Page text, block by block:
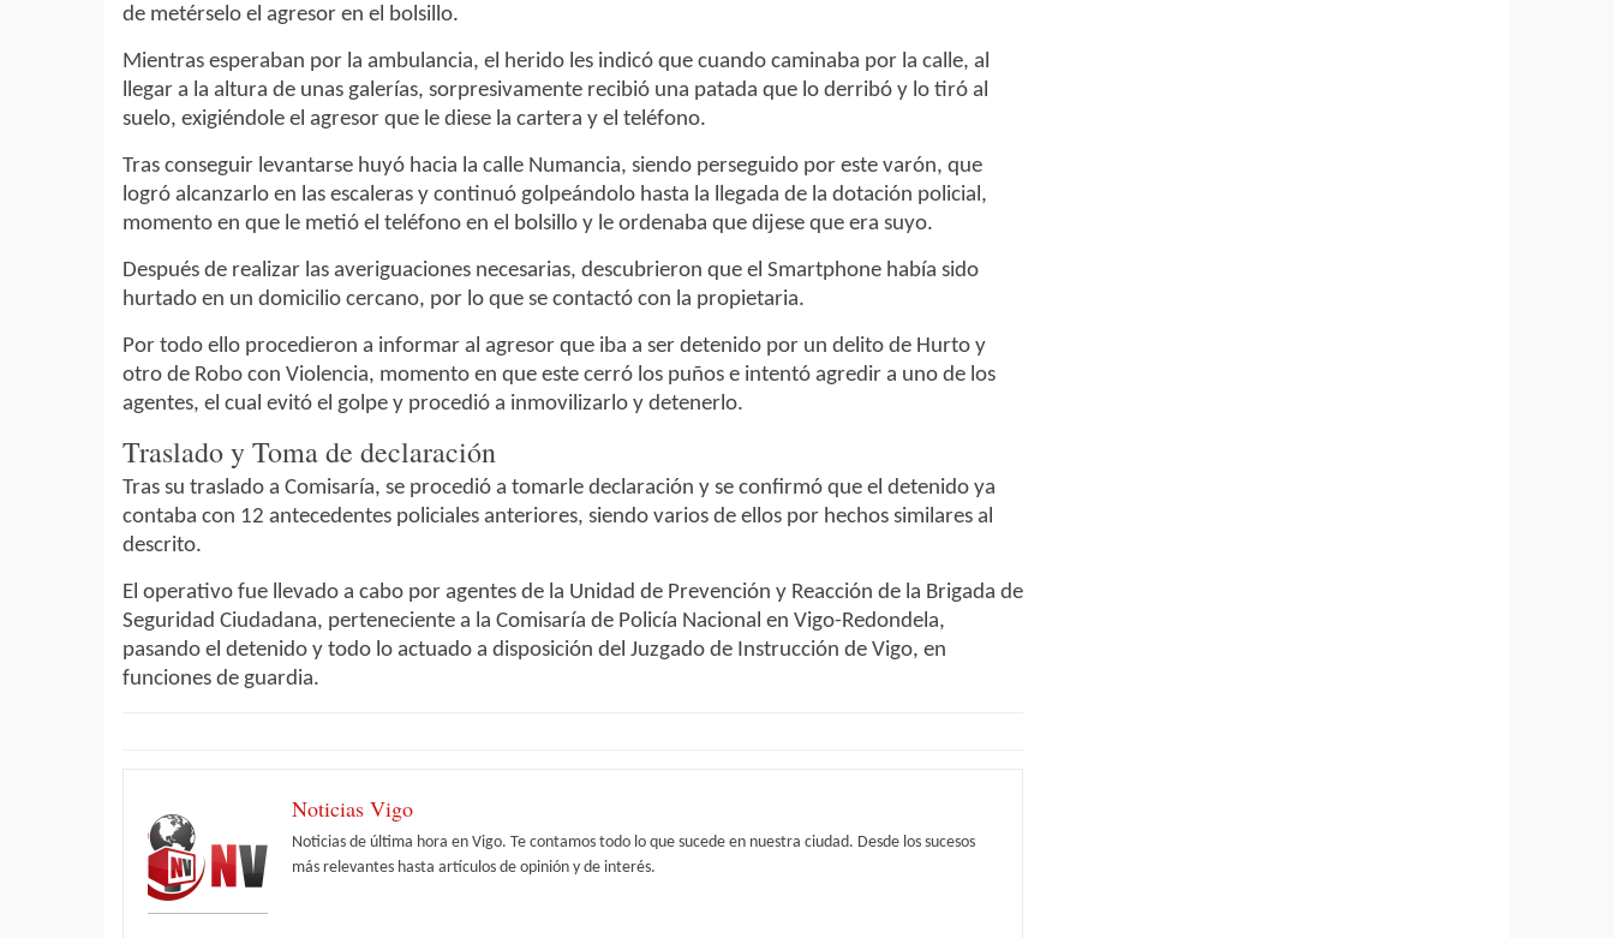
de metérselo el agresor en el bolsillo.
Mientras esperaban por la ambulancia, el herido les indicó que cuando caminaba por la calle, al
llegar a la altura de unas galerías, sorpresivamente recibió una patada que lo derribó y lo tiró al
suelo, exigiéndole el agresor que le diese la cartera y el teléfono.
Tras conseguir levantarse huyó hacia la calle Numancia, siendo perseguido por este varón, que
logró alcanzarlo en las escaleras y continuó golpeándolo hasta la llegada de la dotación policial,
momento en que le metió el teléfono en el bolsillo y le ordenaba que dijese que era suyo.
Después de realizar las averiguaciones necesarias, descubrieron que el Smartphone había sido
hurtado en un domicilio cercano, por lo que se contactó con la propietaria.
Por todo ello procedieron a informar al agresor que iba a ser detenido por un delito de Hurto y
otro de Robo con Violencia, momento en que este cerró los puños e intentó agredir a uno de los
agentes, el cual evitó el golpe y procedió a inmovilizarlo y detenerlo.
Traslado y Toma de declaración
Tras su traslado a Comisaría, se procedió a tomarle declaración y se confirmó que el detenido ya
contaba con 12 antecedentes policiales anteriores, siendo varios de ellos por hechos similares al
descrito.
El operativo fue llevado a cabo por agentes de la Unidad de Prevención y Reacción de la Brigada de
Seguridad Ciudadana, perteneciente a la Comisaría de Policía Nacional en Vigo-Redondela,
pasando el detenido y todo lo actuado a disposición del Juzgado de Instrucción de Vigo, en
funciones de guardia.
Noticias Vigo
Noticias de última hora en Vigo. Te contamos todo lo que sucede en nuestra ciudad. Desde los sucesos
más relevantes hasta artículos de opinión y de interés.